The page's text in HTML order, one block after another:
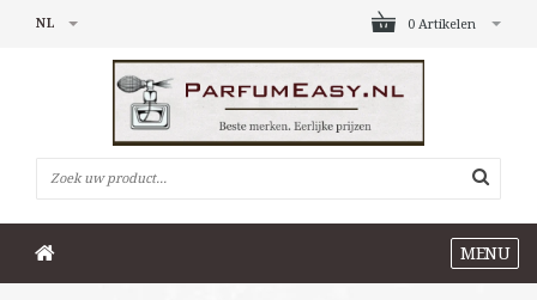
0 Artikelen
NL
MENU